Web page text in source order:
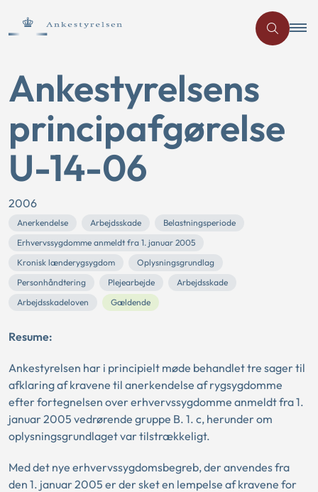
Ankestyrelsens
principafgørelse
U-14-06
2006
Anerkendelse Arbejdsskade
Belastningsperiode
Erhvervssygdomme anmeldt fra 1. januar 2005
Kronisk lænderygsygdom
Oplysningsgrundlag
Personhåndtering
Plejearbejde
Arbejdsskade
Arbejdsskadeloven
Gældende
Resume:
Ankestyrelsen har i principielt møde behandlet tre sager til
afklaring af kravene til anerkendelse af rygsygdomme
efter fortegnelsen over erhvervssygdomme anmeldt fra 1.
januar 2005 vedrørende gruppe B. 1. c, herunder om
oplysningsgrundlaget var tilstrækkeligt.
Med det nye erhvervssygdomsbegreb, der anvendes fra
den 1. januar 2005 er der sket en lempelse af kravene for